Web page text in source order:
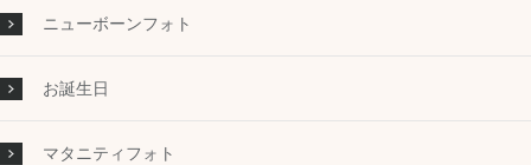
ニューボーンフォト
お誕生日
マタニティフォト